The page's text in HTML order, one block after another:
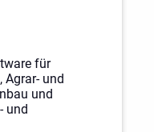
für
Agrar- und
und
und